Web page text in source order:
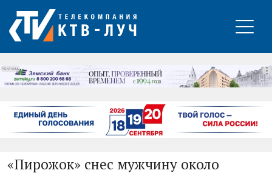
РЕКЛАМА
«Пирожок» снес мужчину около